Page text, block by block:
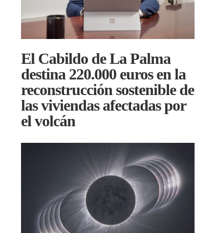
El Cabildo de La Palma
destina 220.000 euros en la
reconstrucción sostenible de
las viviendas afectadas por
el volcán